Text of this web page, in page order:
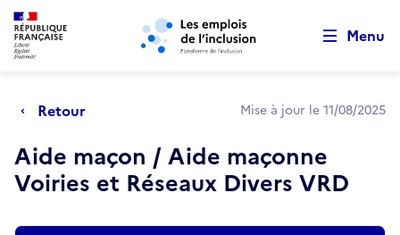
Aller au menu principal Aller au contenu principal
Menu
Retour Mise à jour le 11/08/2025
Aide maçon / Aide maçonne
Voiries et Réseaux Divers VRD
Retour au début de la page
Panneau de gestion des cookies